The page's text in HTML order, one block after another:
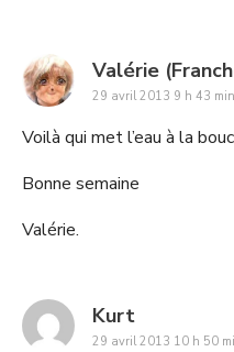
Valérie
29 avril 2013 9 h 43 min
Voilà qui met l’eau à la
Bonne semaine
Valérie.
Kurtsays:
29 avril 2013 10 h 50